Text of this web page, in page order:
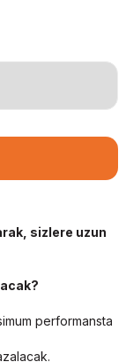
sizlere uzun
performansta